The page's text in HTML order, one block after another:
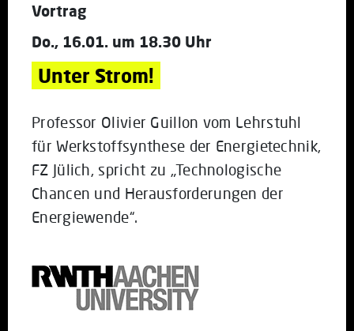
Vortrag
Do., 16.01. um 18.30 Uhr
Unter Strom!
Professor Olivier Guillon vom Lehrstuhl
für Werkstoffsynthese der Energietechnik,
FZ Jülich, spricht zu „Technologische
Chancen und Herausforderungen der
Energiewende“.